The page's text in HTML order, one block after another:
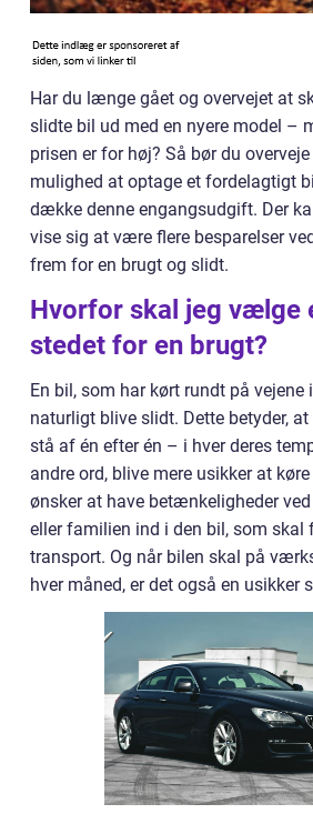
Har du længe gået og overvejet at
slidte bil ud med en nyere model –
prisen er for høj? Så bør du
mulighed at optage et fordelagtigt
dække denne engangsudgift. Der
vise sig at være flere besparelser
frem for en brugt og slidt.
Hvorfor skal jeg vælge
stedet for en brugt?
En bil, som har kørt rundt på vejene
naturligt blive slidt. Dette betyder, at
stå af én efter én – i hver deres
andre ord, blive mere usikker at
ønsker at have betænkeligheder
eller familien ind i den bil, som skal
transport. Og når bilen skal på
hver måned, er det også en usikker